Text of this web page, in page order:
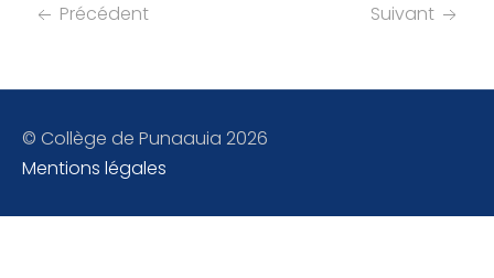
Précédent Suivant
© Collège de Punaauia 2026
Mentions légales